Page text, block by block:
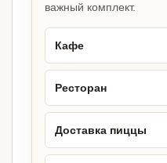
важный комплект.
Кафе
Ресторан
Доставка пиццы